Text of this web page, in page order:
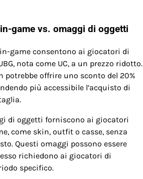
game vs. omaggi di oggetti
game consentono ai giocatori di
nota come UC, a un prezzo ridotto.
potrebbe offrire uno sconto del 20%
più accessibile l’acquisto di
di oggetti forniscono ai giocatori
come skin, outfit o casse, senza
Questi omaggi possono essere
richiedono ai giocatori di
specifico.